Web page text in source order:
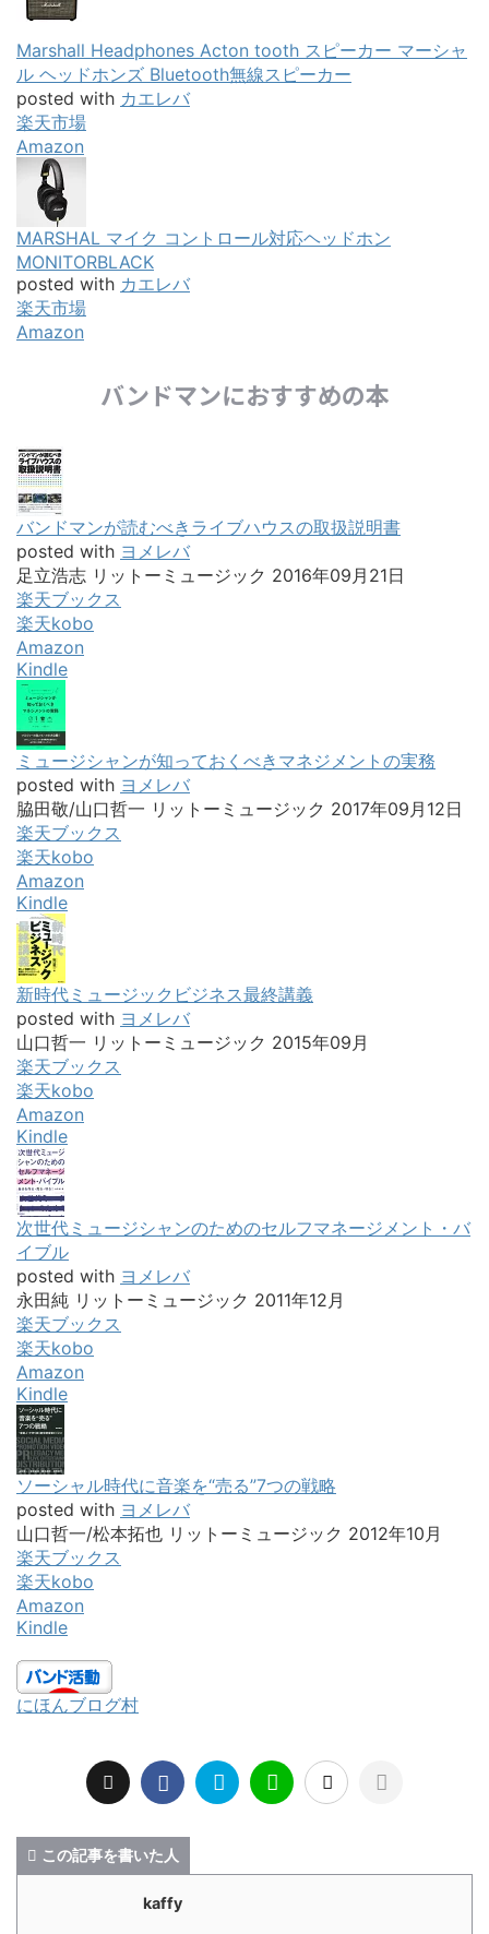
Marshall Headphones Acton tooth スピーカー マーシャ
ル ヘッドホンズ Bluetooth無線スピーカー
posted with カエレバ
楽天市場
Amazon
MARSHAL マイク コントロール対応ヘッドホン
MONITORBLACK
posted with カエレバ
楽天市場
Amazon
バンドマンにおすすめの本
バンドマンが読むべきライブハウスの取扱説明書
posted with ヨメレバ
足立浩志 リットーミュージック 2016年09月21日
楽天ブックス
楽天kobo
Amazon
Kindle
ミュージシャンが知っておくべきマネジメントの実務
posted with ヨメレバ
脇田敬/山口哲一 リットーミュージック 2017年09月12日
楽天ブックス
楽天kobo
Amazon
Kindle
新時代ミュージックビジネス最終講義
posted with ヨメレバ
山口哲一 リットーミュージック 2015年09月
楽天ブックス
楽天kobo
Amazon
Kindle
次世代ミュージシャンのためのセルフマネージメント・バ
イブル
posted with ヨメレバ
永田純 リットーミュージック 2011年12月
楽天ブックス
楽天kobo
Amazon
Kindle
ソーシャル時代に音楽を“売る”7つの戦略
posted with ヨメレバ
山口哲一/松本拓也 リットーミュージック 2012年10月
楽天ブックス
楽天kobo
Amazon
Kindle
にほんブログ村
この記事を書いた人
kaffy